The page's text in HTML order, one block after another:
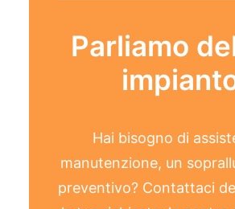
Parliamo
Hai bisogno di
manutenzione, un
preventivo? Contattaci